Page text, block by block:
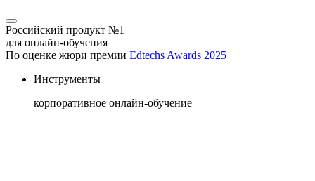
Российский продукт №1
для онлайн-обучения
По оценке жюри премии Edtechs Awards 2025
Инструменты
корпоративное онлайн-обучение